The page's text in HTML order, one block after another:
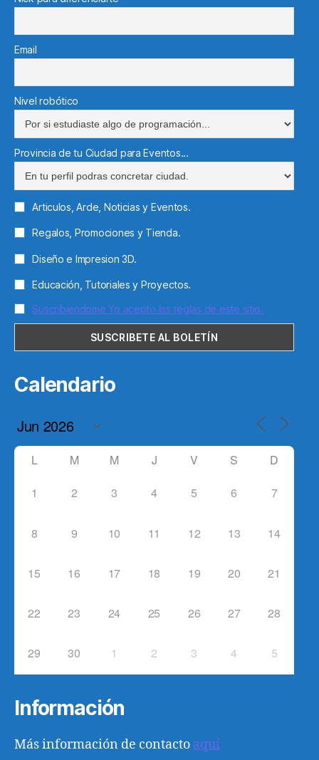
Email
Nivel robótico
Provincia de tu Ciudad para Eventos...
Articulos, Arde, Noticias y Eventos.
Regalos, Promociones y Tienda.
Diseño e Impresion 3D.
Educación, Tutoriales y Proyectos.
Suscribiendome Yo acepto las reglas de este sitio.
Calendario
L M M J V S D
1 2 3 4 5 6 7
8 9 10 11 12 13 14
15 16 17 18 19 20 21
22 23 24 25 26 27 28
29 30 1 2 3 4 5
Información
Más información de contacto aquí